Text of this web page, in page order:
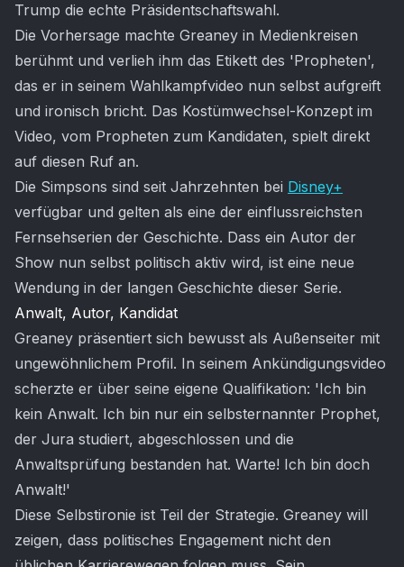
Trump die echte Präsidentschaftswahl.
Die Vorhersage machte Greaney in Medienkreisen
berühmt und verlieh ihm das Etikett des 'Propheten',
das er in seinem Wahlkampfvideo nun selbst aufgreift
und ironisch bricht. Das Kostümwechsel-Konzept im
Video, vom Propheten zum Kandidaten, spielt direkt
auf diesen Ruf an.
Die Simpsons sind seit Jahrzehnten bei Disney+
verfügbar und gelten als eine der einflussreichsten
Fernsehserien der Geschichte. Dass ein Autor der
Show nun selbst politisch aktiv wird, ist eine neue
Wendung in der langen Geschichte dieser Serie.
Anwalt, Autor, Kandidat
Greaney präsentiert sich bewusst als Außenseiter mit
ungewöhnlichem Profil. In seinem Ankündigungsvideo
scherzte er über seine eigene Qualifikation: 'Ich bin
kein Anwalt. Ich bin nur ein selbsternannter Prophet,
der Jura studiert, abgeschlossen und die
Anwaltsprüfung bestanden hat. Warte! Ich bin doch
Anwalt!'
Diese Selbstironie ist Teil der Strategie. Greaney will
zeigen, dass politisches Engagement nicht den